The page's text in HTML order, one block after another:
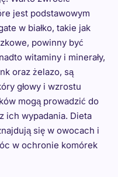
jest podstawowym
w białko, takie jak
powinny być
witaminy i minerały,
oraz żelazo, są
głowy i wzrostu
mogą prowadzić do
ich wypadania. Dieta
się w owocach i
w ochronie komórek